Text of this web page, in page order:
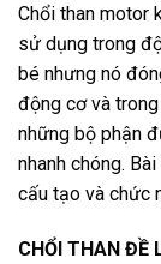
Chổi than motor
sử dụng trong
bé nhưng nó
động cơ và
những bộ phận
nhanh chóng.
cấu tạo và chức
CHỔI THAN ĐỀ